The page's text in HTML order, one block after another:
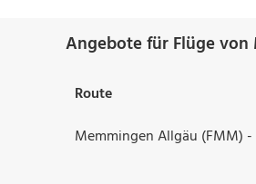
Angebote für Flüge
Route
Memmingen Allgäu (FMM) -